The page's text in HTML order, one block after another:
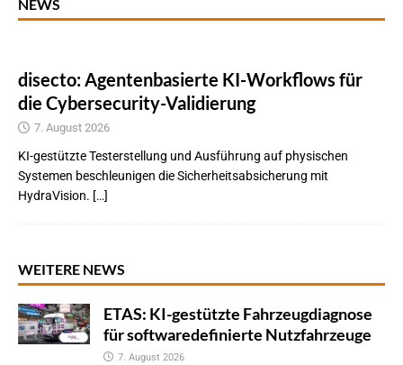
NEWS
disecto: Agentenbasierte KI-Workflows für
die Cybersecurity-Validierung
7. August 2026
KI-gestützte Testerstellung und Ausführung auf physischen
Systemen beschleunigen die Sicherheitsabsicherung mit
HydraVision. […]
WEITERE NEWS
ETAS: KI-gestützte Fahrzeugdiagnose
für softwaredefinierte Nutzfahrzeuge
7. August 2026